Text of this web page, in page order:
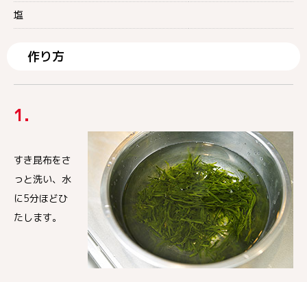
塩
作り方
1.
すき昆布をさ
っと洗い、水
に5分ほどひ
たします。